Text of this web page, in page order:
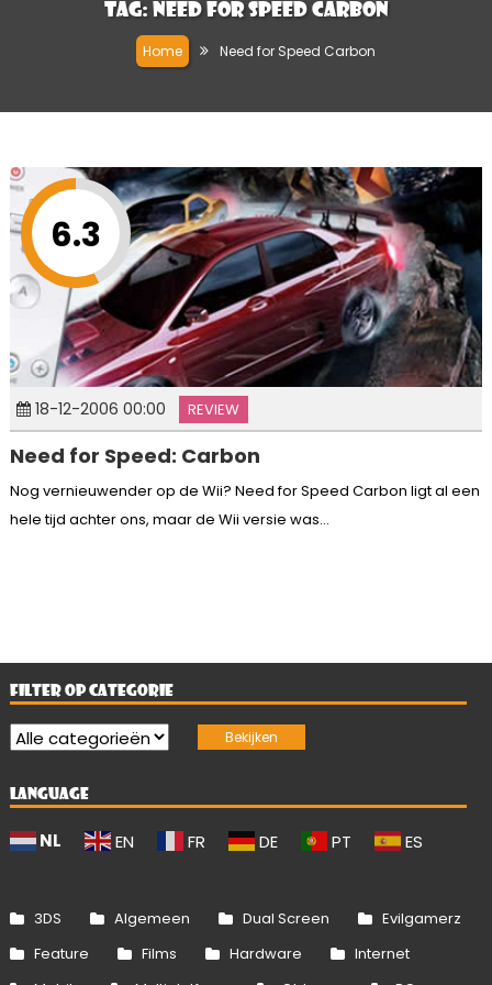
Tag: Need for Speed Carbon
Home Need for Speed Carbon
6.3
18-12-2006 00:00 REVIEW
Need for Speed: Carbon
Nog vernieuwender op de Wii? Need for Speed Carbon ligt al een
hele tijd achter ons, maar de Wii versie was...
FILTER OP CATEGORIE
LANGUAGE
NL EN FR DE PT ES
3DS Algemeen Dual Screen
Evilgamerz
Feature
Films Hardware
Internet